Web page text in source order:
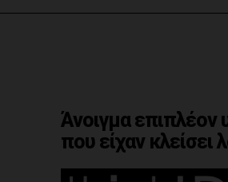
Άνοιγμα
που είχαν κλείσει